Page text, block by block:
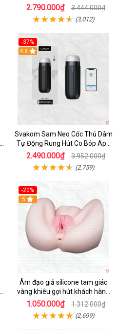
2.790.000₫ 3.444.000₫
(3,012)
-37%
4.8
Svakom Sam Neo Cốc Thủ Dâm
Tự Động Rung Hút Co Bóp App
Điều Khiển
2.490.000₫ 3.952.000₫
(2,759)
-20%
Hot
5
Âm đạo giả silicone tam giác
vàng khiêu gợi hút khách hàng
nam
1.050.000₫ 1.312.000₫
(2,699)